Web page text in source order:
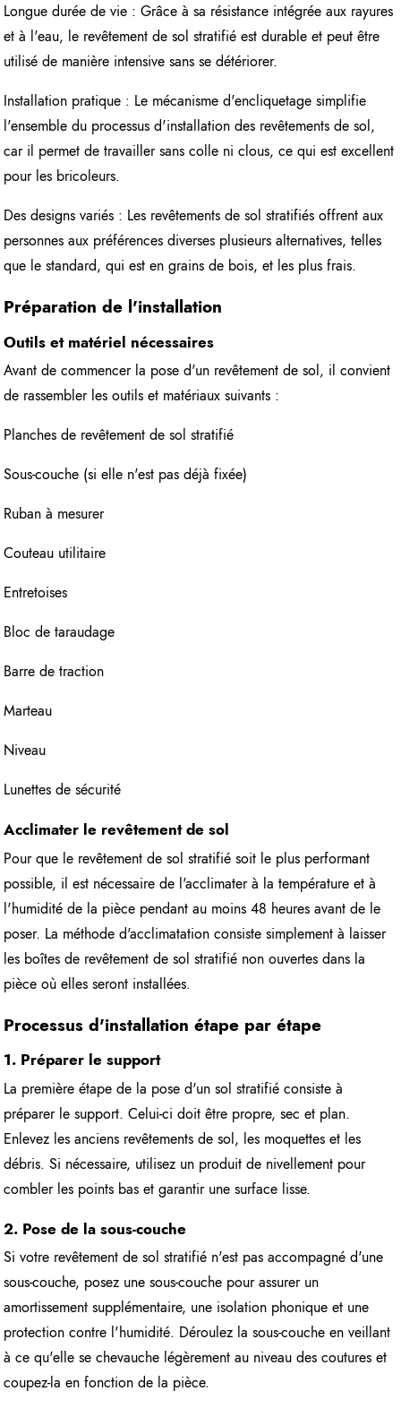
Longue durée de vie : Grâce à sa résistance intégrée aux rayures
et à l'eau, le revêtement de sol stratifié est durable et peut être
utilisé de manière intensive sans se détériorer.
Installation pratique : Le mécanisme d'encliquetage simplifie
l'ensemble du processus d'installation des revêtements de sol,
car il permet de travailler sans colle ni clous, ce qui est excellent
pour les bricoleurs.
Des designs variés : Les revêtements de sol stratifiés offrent aux
personnes aux préférences diverses plusieurs alternatives, telles
que le standard, qui est en grains de bois, et les plus frais.
Préparation de l'installation
Outils et matériel nécessaires
Avant de commencer la pose d'un revêtement de sol, il convient
de rassembler les outils et matériaux suivants :
Planches de revêtement de sol stratifié
Sous-couche (si elle n'est pas déjà fixée)
Ruban à mesurer
Couteau utilitaire
Entretoises
Bloc de taraudage
Barre de traction
Marteau
Niveau
Lunettes de sécurité
Acclimater le revêtement de sol
Pour que le revêtement de sol stratifié soit le plus performant
possible, il est nécessaire de l'acclimater à la température et à
l'humidité de la pièce pendant au moins 48 heures avant de le
poser. La méthode d'acclimatation consiste simplement à laisser
les boîtes de revêtement de sol stratifié non ouvertes dans la
pièce où elles seront installées.
Processus d'installation étape par étape
1. Préparer le support
La première étape de la pose d'un sol stratifié consiste à
préparer le support. Celui-ci doit être propre, sec et plan.
Enlevez les anciens revêtements de sol, les moquettes et les
débris. Si nécessaire, utilisez un produit de nivellement pour
combler les points bas et garantir une surface lisse.
2. Pose de la sous-couche
Si votre revêtement de sol stratifié n'est pas accompagné d'une
sous-couche, posez une sous-couche pour assurer un
amortissement supplémentaire, une isolation phonique et une
protection contre l'humidité. Déroulez la sous-couche en veillant
à ce qu'elle se chevauche légèrement au niveau des coutures et
coupez-la en fonction de la pièce.